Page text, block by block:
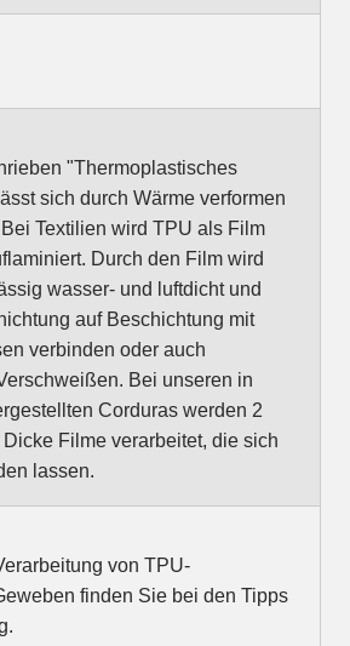
"Thermoplastisches
sich durch Wärme verformen
Textilien wird TPU als Film
Durch den Film wird
wasser- und luftdicht und
auf Beschichtung mit
verbinden oder auch
Bei unseren in
Corduras werden 2
Filme verarbeitet, die sich
lassen.
von TPU-
finden Sie bei den Tipps